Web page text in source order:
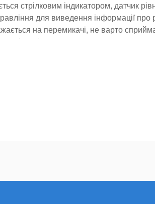
стрілковим індикатором, датчик
для виведення інформації
на перемикачі, не варто
вимірювального пристрою.
двожильним дротом із